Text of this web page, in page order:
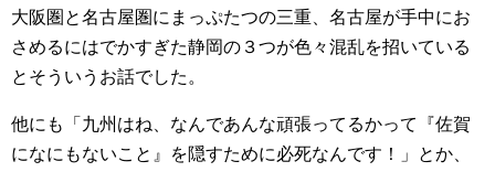
大阪圏と名古屋圏にまっぷたつの三重、名古屋が手中にお
さめるにはでかすぎた静岡の３つが色々混乱を招いている
とそういうお話でした。
他にも「九州はね、なんであんな頑張ってるかって『佐賀
になにもないこと』を隠すために必死なんです！」とか、